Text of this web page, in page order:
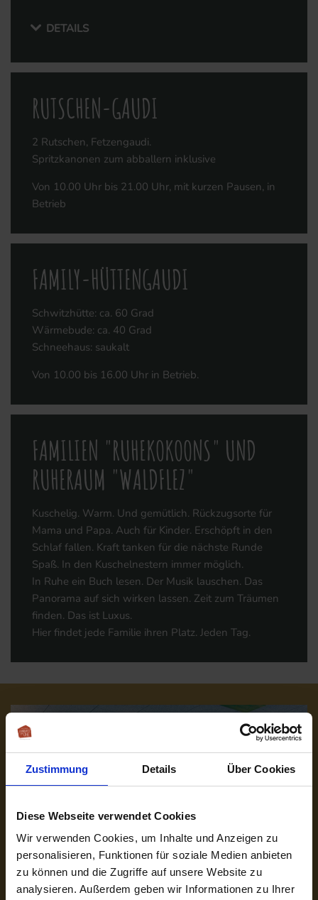
Zustimmung Details Über Cookies
Diese Webseite verwendet Cookies
Wir verwenden Cookies, um Inhalte und Anzeigen zu
personalisieren, Funktionen für soziale Medien anbieten
zu können und die Zugriffe auf unsere Website zu
analysieren. Außerdem geben wir Informationen zu Ihrer
DETAILS
RUTSCHEN-GAUDI
2 Rutschen, Fetzengaudi.
Spritzkanonen zum abballern inklusive
Von 10.00 Uhr bis 21.00 Uhr, mit kurzen Pausen, in
Betrieb
FAMILY-HÜTTENGAUDI
Schwitzhütte: ca. 60 Grad
Wärmebude: ca. 40 Grad
Schneehaus: saukalt
Von 10.00 bis 16.00 Uhr in Betrieb.
FAMILIEN "RUHEKOKOONS" UND
RUHERAUM "WALDFLEZ"
Kuschelig. Warm. Und gemütlich. Rückzugsorte für
Mama und Papa. Auch für Kinder. Erschöpft in den
Schlaf fallen. Kraft tanken für die nächste Runde
Spaß. In den Kuschelnestern immer möglich.
In Ruhe ein Buch lesen. Der Musik lauschen. Das
Panorama auf sich wirken lassen. Zeit zum Träumen
finden. Das ist Luxus.
Hier findet jede Familie ihren Platz. Jeden Tag.